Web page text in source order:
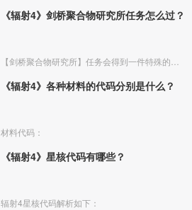
《辐射4》剑桥聚合物研究所任务怎么过？
【剑桥聚合物研究所】任务会得到一件特殊的胸甲，具体攻略流程如下：
《辐射4》各种材料的代码分别是什么？
材料代码：
《辐射4》星核代码有哪些？
辐射4星核代码解析如下：